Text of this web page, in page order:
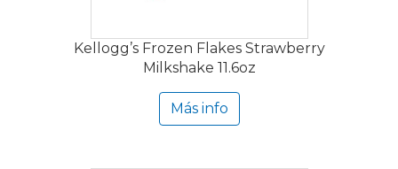
Kellogg’s Frozen Flakes Strawberry
Milkshake 11.6oz
Más info